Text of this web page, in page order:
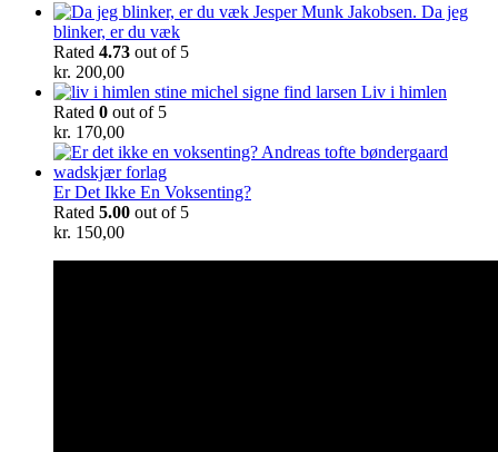
Da jeg
blinker, er du væk
Rated 4.73 out of 5
kr. 200,00
Liv i himlen
Rated 0 out of 5
kr. 170,00
Er Det Ikke En Voksenting?
Rated 5.00 out of 5
kr. 150,00